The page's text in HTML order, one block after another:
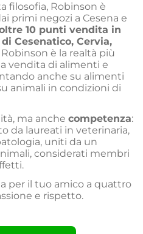
filosofia, Robinson è
primi negozi a Cesena e
10 punti vendita in
Cesenatico, Cervia,
Robinson è la realtà più
vendita di alimenti e
anche su alimenti
animali in condizioni di
ma anche competenza:
da laureati in veterinaria,
uniti da un
considerati membri
per il tuo amico a quattro
e rispetto.